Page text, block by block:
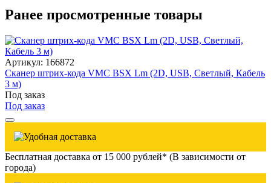
Ранее просмотренные товары
Артикул: 166872
Сканер штрих-кода VMC BSX Lm (2D, USB, Светлый, Кабель
3 м)
Под заказ
Под заказ
Бесплатная доставка от 15 000 рублей* (В зависимости от
города)